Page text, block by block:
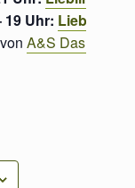
19 Uhr:
A&S Das